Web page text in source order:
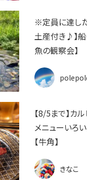
※定員に達し
土産付き♪】船
魚の観察会】
【8/5まで】カ
メニューいろ
【牛角】
きなこ